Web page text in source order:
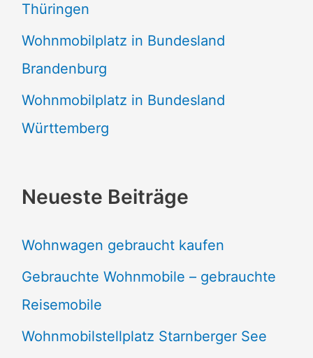
Thüringen
Wohnmobilplatz in Bundesland
Brandenburg
Wohnmobilplatz in Bundesland
Württemberg
Neueste Beiträge
Wohnwagen gebraucht kaufen
Gebrauchte Wohnmobile – gebrauchte
Reisemobile
Wohnmobilstellplatz Starnberger See